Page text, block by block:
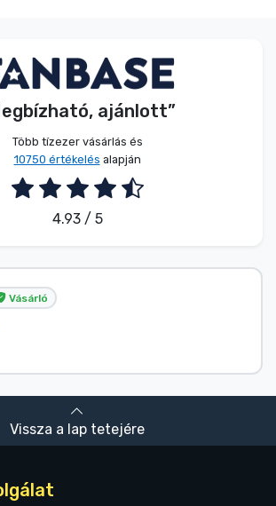
ajánlott”
Több tízezer vásárlás és
10750 értékelés alapján
4.93 / 5
Vásárló
Vissza a lap tetejére